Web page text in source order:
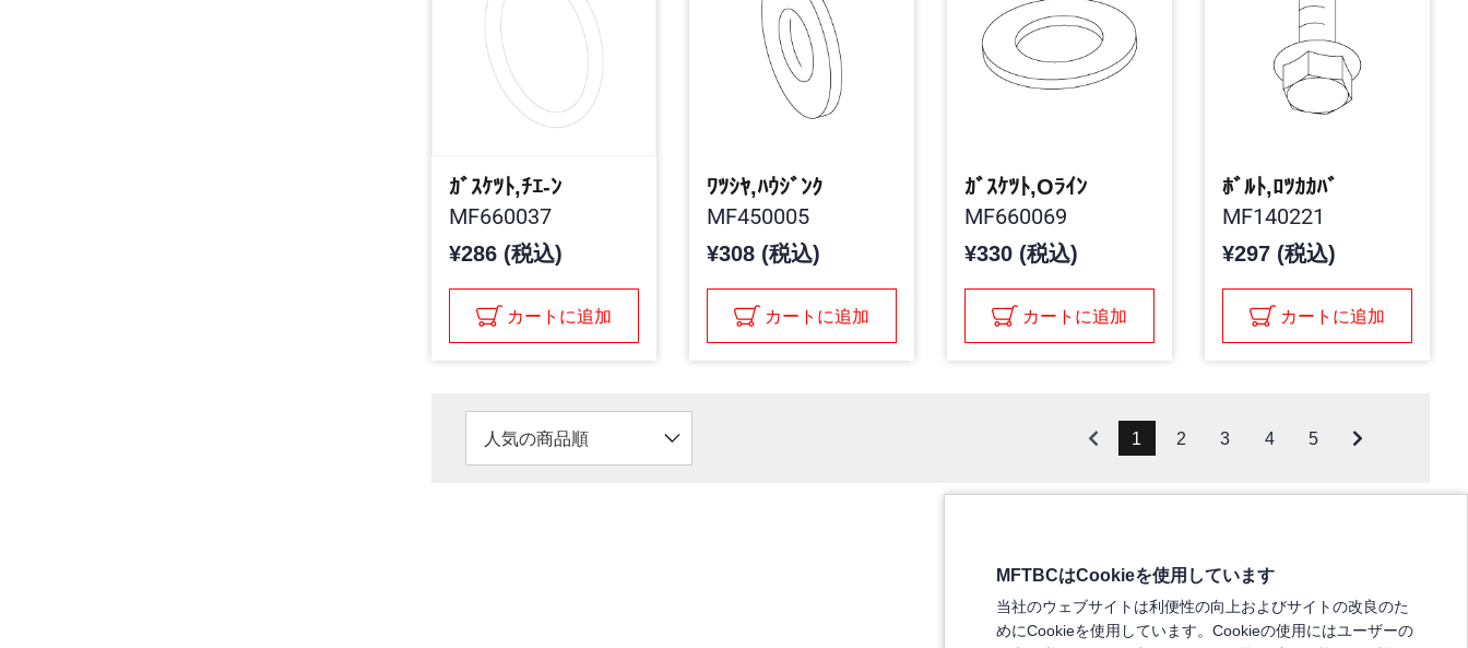
ｶﾞｽｹﾂﾄ,ﾁｴ-ﾝ
MF660037
¥286 (税込)
カートに追加
ﾜﾂｼﾔ,ﾊｳｼﾞﾝｸ
MF450005
¥308 (税込)
カートに追加
ｶﾞｽｹﾂﾄ,Oﾗｲﾝ
MF660069
¥330 (税込)
カートに追加
ﾎﾞﾙﾄ,ﾛﾂｶｶﾊﾞ
MF140221
¥297 (税込)
カートに追加
人気の商品順 1 2 3 4 5
MFTBCはCookieを使用しています
当社のウェブサイトは利便性の向上およびサイトの改良のた
めにCookieを使用しています。Cookieの使用にはユーザーの